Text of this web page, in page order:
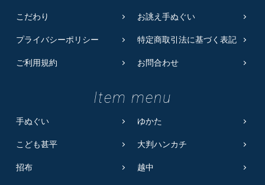
こだわり お誂え手ぬぐい
プライバシーポリシー 特定商取引法に基づく表記
ご利用規約 お問合わせ
Item menu
手ぬぐい ゆかた
こども甚平 大判ハンカチ
招布 越中